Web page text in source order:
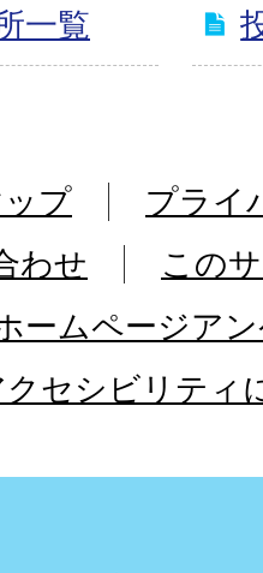
一覧
プ
プライ
わせ
この
ームページア
クセシビリティ